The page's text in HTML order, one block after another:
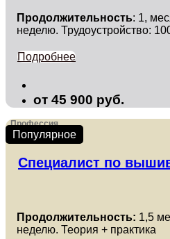
Продолжительность: 1,
неделю. Трудоустройство:
Подробнее
от 45 900 руб.
Профессия
Популярное
Специалист по
Продолжительность: 1,5
неделю. Теория + практика